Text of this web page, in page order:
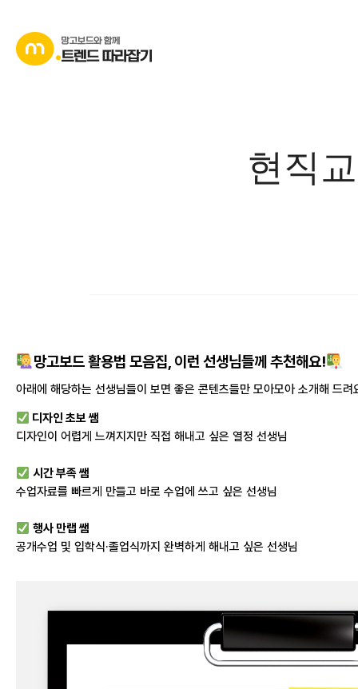
현직
망고보드 활용법 모음집, 이런 선생님들께 추천해요!
아래에 해당하는 선생님들이 보면 좋은 콘텐츠들만 모아모아 소개해 드려
디자인 초보 쌤
디 자인이 어렵게 느껴지지만 직접 해내고 싶은 열정 선생님
시간 부족 쌤
수업자료를 빠르게 만들고 바로 수업에 쓰고 싶은 선생님
행사 만랩 쌤
공개수업 및 입학식·졸업식까지 완벽하게 해내고 싶은 선생님